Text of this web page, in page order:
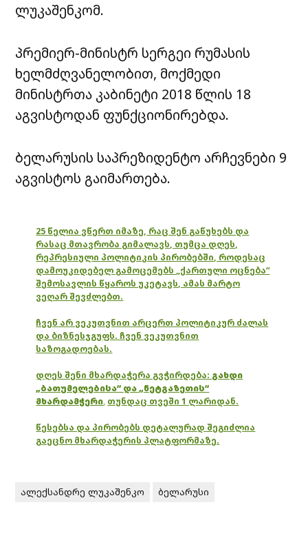
ლუკაშენკომ.
პრემიერ-მინისტრ სერგეი რუმასის
ხელმძღვანელობით, მოქმედი
მინისტრთა კაბინეტი 2018 წლის 18
აგვისტოდან ფუნქციონირებდა.
ბელარუსის საპრეზიდენტო არჩევნები 9
აგვისტოს გაიმართება.
25 წელია ვწერთ იმაზე, რაც შენ გაწუხებს და
რასაც მთავრობა გიმალავს, თუმცა დღეს,
რეპრესიული პოლიტიკის პირობებში, როდესაც
დამოუკიდებელ გამოცემებს „ქართული ოცნება“
შემოსავლის წყაროს უკეტავს, ამას მარტო
ვეღარ შევძლებთ.
ჩვენ არ ვეკუთვნით არცერთ პოლიტიკურ ძალას
და ბიზნესჯგუფს. ჩვენ ვეკუთვნით
საზოგადოებას.
დღეს შენი მხარდაჭერა გვჭირდება: გახდი
„ბათუმელებისა“ და „ნეტგაზეთის“
მხარდამჭერი, თუნდაც თვეში 1 ლარიდან.
წესებსა და პირობებს დეტალურად შეგიძლია
გაეცნო მხარდაჭერის პლატფორმაზე.
ალექსანდრე ლუკაშენკო ბელარუსი